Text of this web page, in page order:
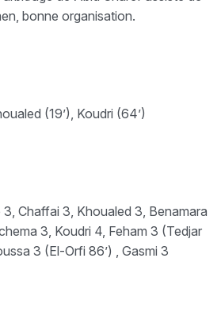
bonne organisation.
(19’), Koudri (64’)
Chaffai 3, Khoualed 3, Benamara
3, Koudri 4, Feham 3 (Tedjar
3 (El-Orfi 86’) , Gasmi 3